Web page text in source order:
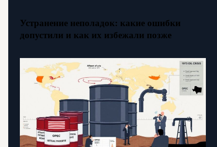
Устранение неполадок: какие ошибки
допустили и как их избежали позже